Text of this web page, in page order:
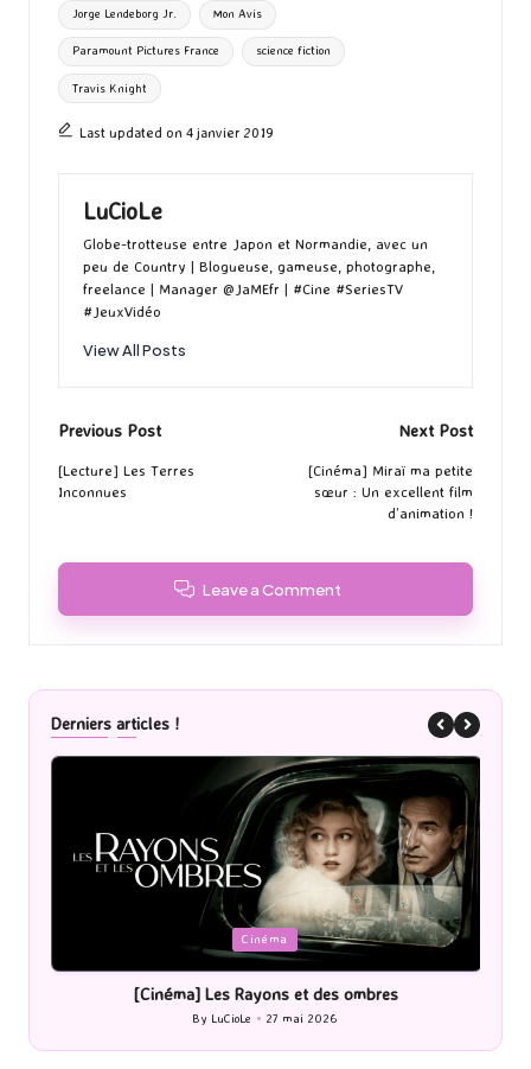
Jorge Lendeborg Jr. Mon Avis
Paramount Pictures France science fiction
Travis Knight
Last updated on 4 janvier 2019
LuCioLe
Globe-trotteuse entre Japon et Normandie, avec un
peu de Country | Blogueuse, gameuse, photographe,
freelance | Manager @JaMEfr | #Cine #SeriesTV
#JeuxVidéo
View All Posts
Post
navigation
Previous Post
[Lecture] Les Terres
Inconnues
Next Post
[Cinéma] Miraï ma petite
sœur : Un excellent film
d’animation !
Leave a Comment
Derniers articles !
Cinéma
[Cinéma] Les Rayons et des ombres
Posted
by
By LuCioLe 27 mai 2026